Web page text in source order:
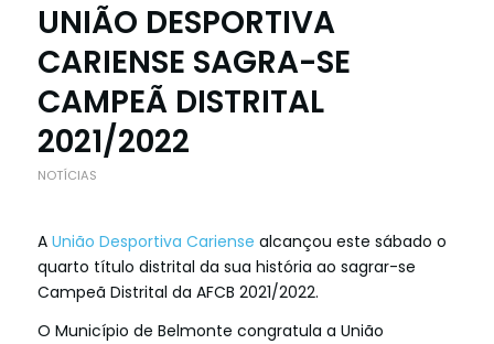
UNIÃO DESPORTIVA
CARIENSE SAGRA-SE
CAMPEÃ DISTRITAL
2021/2022
NOTÍCIAS
A União Desportiva Cariense alcançou este sábado o
quarto título distrital da sua história ao sagrar-se
Campeã Distrital da AFCB 2021/2022.
O Município de Belmonte congratula a União